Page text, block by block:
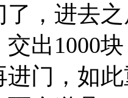
了，进去
出1000
进门，如